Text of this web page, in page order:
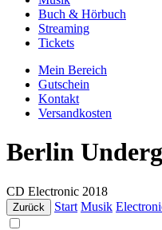
Buch & Hörbuch
Streaming
Tickets
Mein Bereich
Gutschein
Kontakt
Versandkosten
Berlin
CD Electronic 2018
Zurück Start Musik